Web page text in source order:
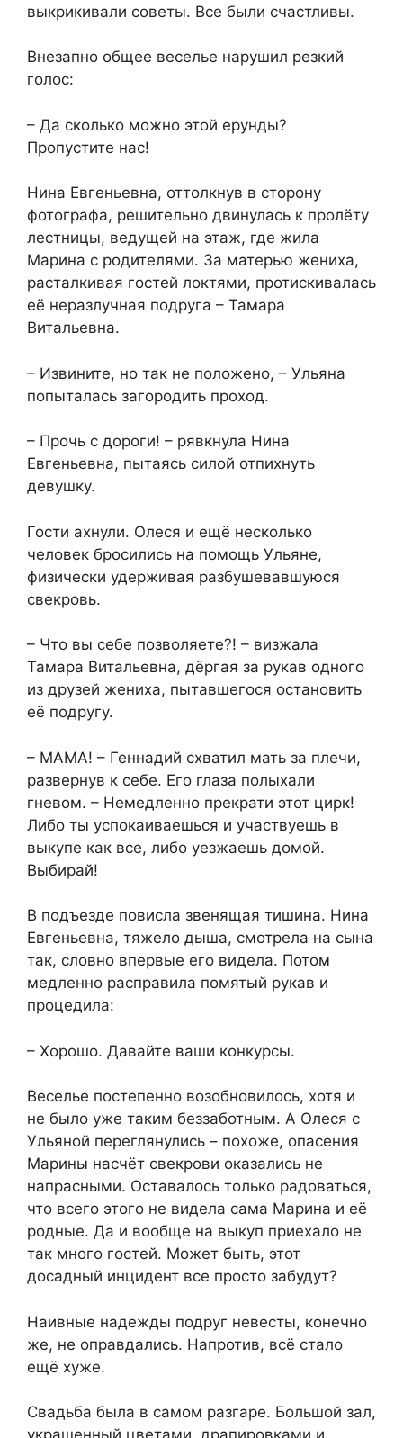
выкрикивали советы. Все были счастливы.
Внезапно общее веселье нарушил резкий
голос:
– Да сколько можно этой ерунды?
Пропустите нас!
Нина Евгеньевна, оттолкнув в сторону
фотографа, решительно двинулась к пролёту
лестницы, ведущей на этаж, где жила
Марина с родителями. За матерью жениха,
расталкивая гостей локтями, протискивалась
её неразлучная подруга – Тамара
Витальевна.
– Извините, но так не положено, – Ульяна
попыталась загородить проход.
– Прочь с дороги! – рявкнула Нина
Евгеньевна, пытаясь силой отпихнуть
девушку.
Гости ахнули. Олеся и ещё несколько
человек бросились на помощь Ульяне,
физически удерживая разбушевавшуюся
свекровь.
– Что вы себе позволяете?! – визжала
Тамара Витальевна, дёргая за рукав одного
из друзей жениха, пытавшегося остановить
её подругу.
– МАМА! – Геннадий схватил мать за плечи,
развернув к себе. Его глаза полыхали
гневом. – Немедленно прекрати этот цирк!
Либо ты успокаиваешься и участвуешь в
выкупе как все, либо уезжаешь домой.
Выбирай!
В подъезде повисла звенящая тишина. Нина
Евгеньевна, тяжело дыша, смотрела на сына
так, словно впервые его видела. Потом
медленно расправила помятый рукав и
процедила:
– Хорошо. Давайте ваши конкурсы.
Веселье постепенно возобновилось, хотя и
не было уже таким беззаботным. А Олеся с
Ульяной переглянулись – похоже, опасения
Марины насчёт свекрови оказались не
напрасными. Оставалось только радоваться,
что всего этого не видела сама Марина и её
родные. Да и вообще на выкуп приехало не
так много гостей. Может быть, этот
досадный инцидент все просто забудут?
Наивные надежды подруг невесты, конечно
же, не оправдались. Напротив, всё стало
ещё хуже.
Свадьба была в самом разгаре. Большой зал,